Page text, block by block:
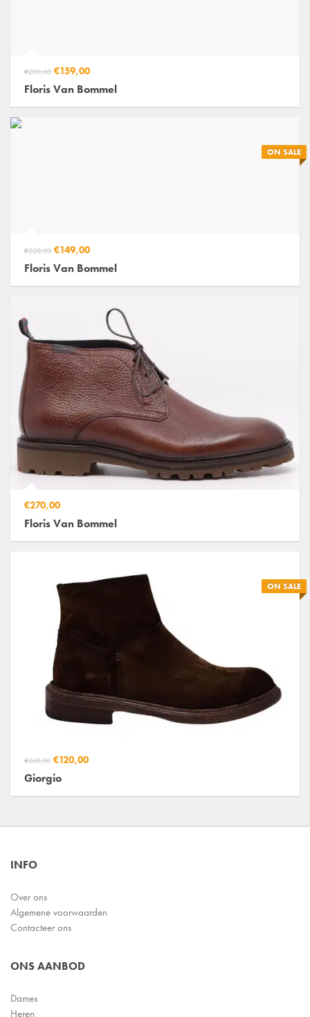
€200,00 €159,00
Floris Van Bommel
ON SALE
€220,00 €149,00
Floris Van Bommel
€270,00
Floris Van Bommel
ON SALE
€240,00 €120,00
Giorgio
INFO
Over ons
Algemene voorwaarden
Contacteer ons
ONS AANBOD
Dames
Heren